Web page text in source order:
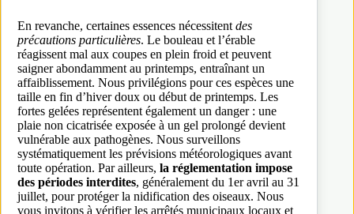
En revanche, certaines essences nécessitent des
précautions particulières. Le bouleau et l’érable
réagissent mal aux coupes en plein froid et peuvent
saigner abondamment au printemps, entraînant un
affaiblissement. Nous privilégions pour ces espèces une
taille en fin d’hiver doux ou début de printemps. Les
fortes gelées représentent également un danger : une
plaie non cicatrisée exposée à un gel prolongé devient
vulnérable aux pathogènes. Nous surveillons
systématiquement les prévisions météorologiques avant
toute opération. Par ailleurs, la réglementation impose
des périodes interdites, généralement du 1er avril au 31
juillet, pour protéger la nidification des oiseaux. Nous
vous invitons à vérifier les arrêtés municipaux locaux et